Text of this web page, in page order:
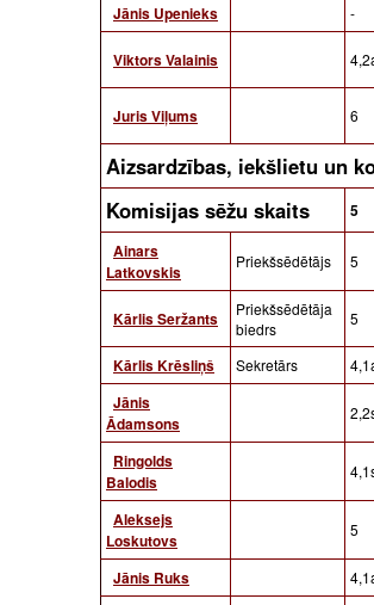
Jānis Upenieks -
Viktors Valainis
Juris Viļums 6
Aizsardzības, iekšlietu un
Komisijas sēžu skaits
5
Ainars
Latkovskis
Priekšsēdētājs 5
Kārlis Seržants
Priekšsēdētāja
biedrs
5
Kārlis Krēsliņš Sekretārs
Jānis
Ādamsons
Ringolds
Balodis
Aleksejs
Loskutovs
5
Jānis Ruks